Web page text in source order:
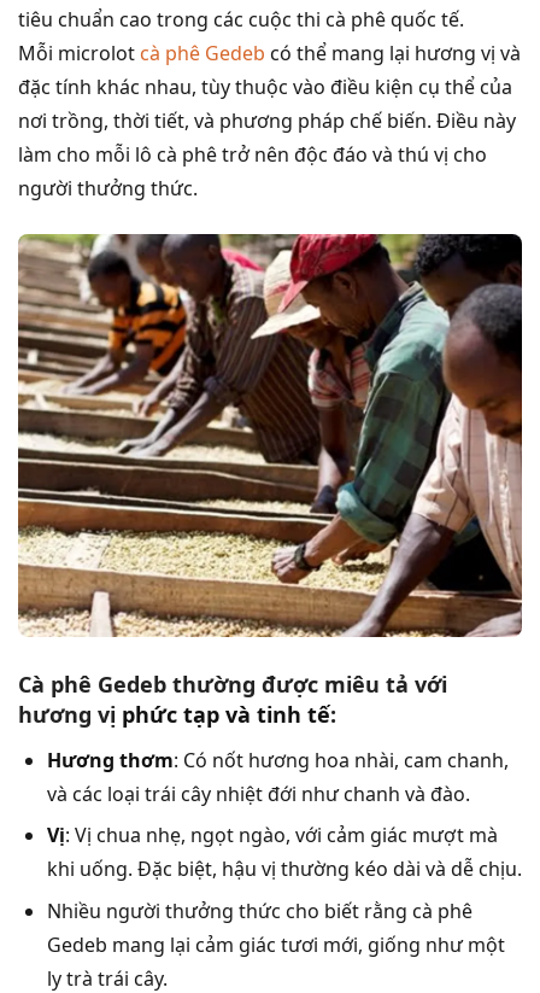
tiêu chuẩn cao trong các cuộc thi cà phê quốc tế.
Mỗi microlot cà phê Gedeb có thể mang lại hương vị và
đặc tính khác nhau, tùy thuộc vào điều kiện cụ thể của
nơi trồng, thời tiết, và phương pháp chế biến. Điều này
làm cho mỗi lô cà phê trở nên độc đáo và thú vị cho
người thưởng thức.
Cà phê Gedeb thường được miêu tả với
hương vị phức tạp và tinh tế:
Hương thơm: Có nốt hương hoa nhài, cam chanh,
và các loại trái cây nhiệt đới như chanh và đào.
Vị: Vị chua nhẹ, ngọt ngào, với cảm giác mượt mà
khi uống. Đặc biệt, hậu vị thường kéo dài và dễ chịu.
Nhiều người thưởng thức cho biết rằng cà phê
Gedeb mang lại cảm giác tươi mới, giống như một
ly trà trái cây.